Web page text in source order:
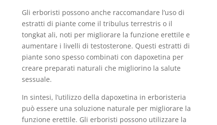
Gli erboristi possono anche raccomandare l’uso di
estratti di piante come il tribulus terrestris o il
tongkat ali, noti per migliorare la funzione erettile e
aumentare i livelli di testosterone. Questi estratti di
piante sono spesso combinati con dapoxetina per
creare preparati naturali che migliorino la salute
sessuale.
In sintesi, l’utilizzo della dapoxetina in erboristeria
può essere una soluzione naturale per migliorare la
funzione erettile. Gli erboristi possono utilizzare la